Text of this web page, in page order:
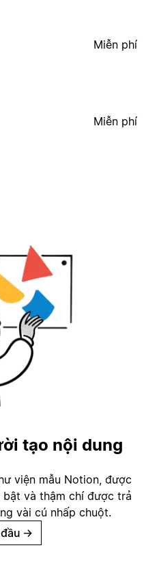
Miễn phí
Miễn phí
tạo nội dung
viện mẫu Notion, được
bật và thậm chí được trả
vài cú nhấp chuột.
→